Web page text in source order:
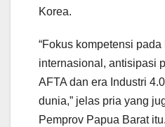
Korea.
“Fokus kompetensi
internasional, antisipasi
AFTA dan era Industri
dunia,” jelas pria yang
Pemprov Papua Barat itu.